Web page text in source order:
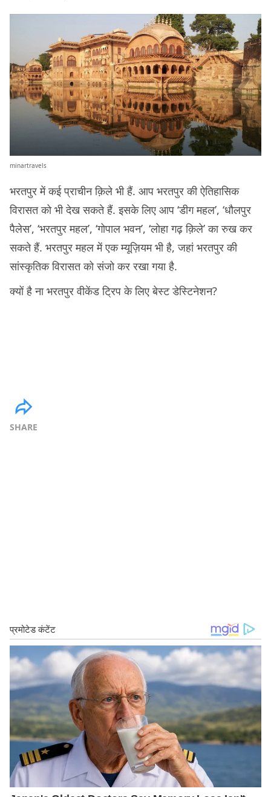
minartravels
भरतपुर में कई प्राचीन क़िले भी हैं. आप भरतपुर की ऐतिहासिक
विरासत को भी देख सकते हैं. इसके लिए आप ‘डीग महल’, ‘धौलपुर
पैलेस’, ‘भरतपुर महल’, ‘गोपाल भवन’, ‘लोहा गढ़ क़िले’ का रुख कर
सकते हैं. भरतपुर महल में एक म्यूज़ियम भी है, जहां भरतपुर की
सांस्कृतिक विरासत को संजो कर रखा गया है.
क्यों है ना भरतपुर वीकेंड ट्रिप के लिए बेस्ट डेस्टिनेशन?
SHARE